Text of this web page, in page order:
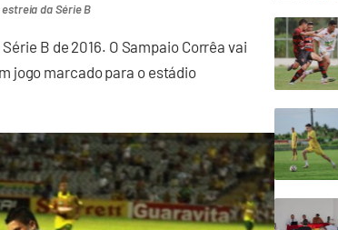
da Série B
B de 2016. O Sampaio Corrêa vai
jogo marcado para o estádio